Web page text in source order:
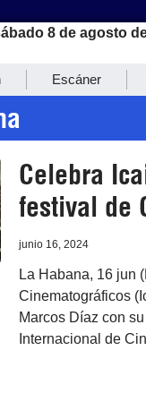
8 de agosto
Escáner
Celebra
festival de
junio 16, 2024
La Habana, 16 jun
Cinematográficos
Marcos Díaz con
Internacional de